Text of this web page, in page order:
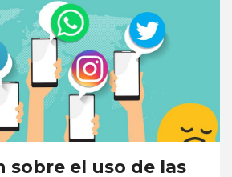
sobre el uso de las